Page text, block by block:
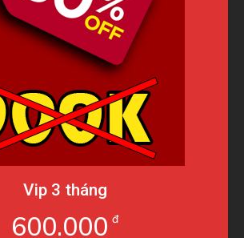
Vip 3 tháng
600.000 đ